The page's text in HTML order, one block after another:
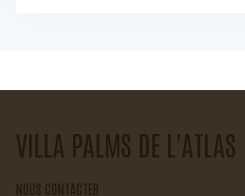
VILLA PALMS DE L'ATLAS
NOUS CONTACTER